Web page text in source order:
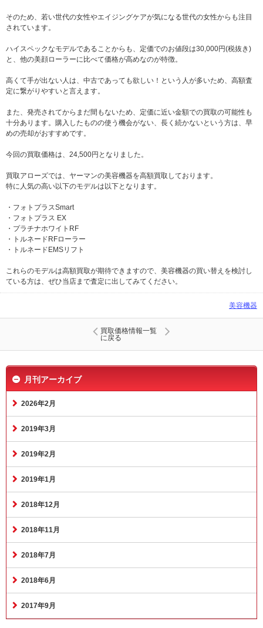
そのため、若い世代の女性やエイジングケアが気になる世代の女性からも注目
されています。
ハイスペックなモデルであることからも、定価でのお値段は30,000円(税抜き)
と、他の美顔ローラーに比べて価格が高めなのが特徴。
高くて手が出ない人は、中古であっても欲しい！という人が多いため、高額査
定に繋がりやすいと言えます。
また、発売されてからまだ間もないため、定価に近い金額での買取の可能性も
十分あります。購入したものの使う機会がない、長く続かないという方は、早
めの売却がおすすめです。
今回の買取価格は、24,500円となりました。
買取アローズでは、ヤーマンの美容機器を高額買取しております。
特に人気の高い以下のモデルは以下となります。
・フォトプラスSmart
・フォトプラス EX
・プラチナホワイトRF
・トルネードRFローラー
・トルネードEMSリフト
これらのモデルは高額買取が期待できますので、美容機器の買い替えを検討し
ている方は、ぜひ当店まで査定に出してみてください。
美容機器
買取価格情報一覧
に戻る
月刊アーカイブ
2026年2月
2019年3月
2019年2月
2019年1月
2018年12月
2018年11月
2018年7月
2018年6月
2017年9月